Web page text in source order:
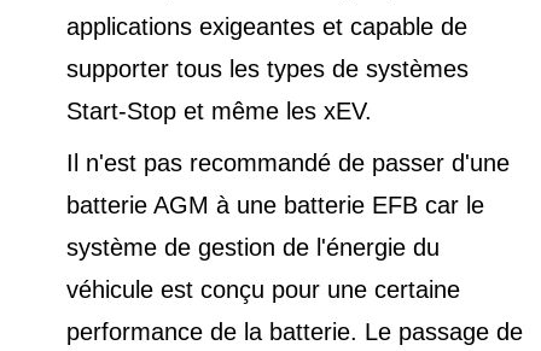
applications exigeantes et capable de
supporter tous les types de systèmes
Start-Stop et même les xEV.
Il n'est pas recommandé de passer d'une
batterie AGM à une batterie EFB car le
système de gestion de l'énergie du
véhicule est conçu pour une certaine
performance de la batterie. Le passage de